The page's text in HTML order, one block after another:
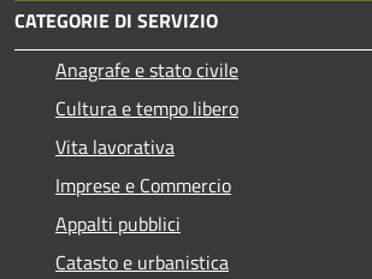
CATEGORIE DI SERVIZIO
Anagrafe e stato civile
Cultura e tempo libero
Vita lavorativa
Imprese e Commercio
Appalti pubblici
Catasto e urbanistica